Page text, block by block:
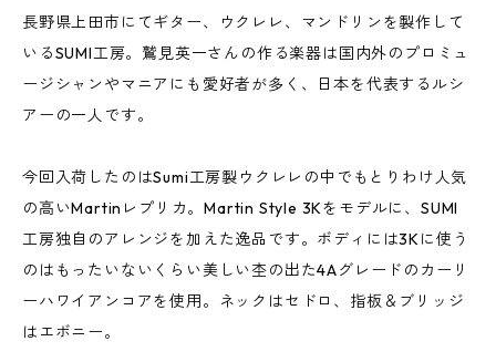
長野県上田市にてギター、ウクレレ、マンドリンを製作して
いるSUMI工房。鷲見英一さんの作る楽器は国内外のプロミュ
ージシャンやマニアにも愛好者が多く、日本を代表するルシ
アーの一人です。
今回入荷したのはSumi工房製ウクレレの中でもとりわけ人気
の高いMartinレプリカ。Martin Style 3Kをモデルに、SUMI
工房独自のアレンジを加えた逸品です。ボディには3Kに使う
のはもったいないくらい美しい杢の出た4Aグレードのカーリ
ーハワイアンコアを使用。ネックはセドロ、指板＆ブリッジ
はエボニー。